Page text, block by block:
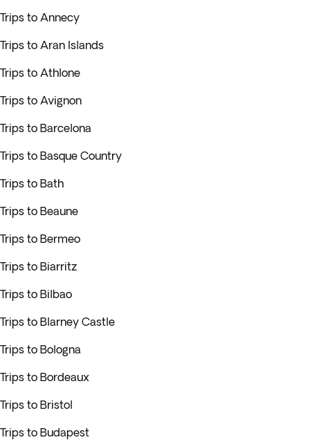
Trips to Annecy
Trips to Aran Islands
Trips to Athlone
Trips to Avignon
Trips to Barcelona
Trips to Basque Country
Trips to Bath
Trips to Beaune
Trips to Bermeo
Trips to Biarritz
Trips to Bilbao
Trips to Blarney Castle
Trips to Bologna
Trips to Bordeaux
Trips to Bristol
Trips to Budapest